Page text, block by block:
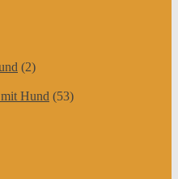
(2)
Hund (53)